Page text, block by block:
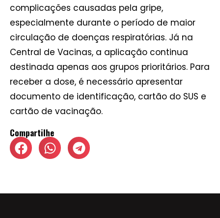
complicações causadas pela gripe,
especialmente durante o período de maior
circulação de doenças respiratórias. Já na
Central de Vacinas, a aplicação continua
destinada apenas aos grupos prioritários. Para
receber a dose, é necessário apresentar
documento de identificação, cartão do SUS e
cartão de vacinação.
Compartilhe